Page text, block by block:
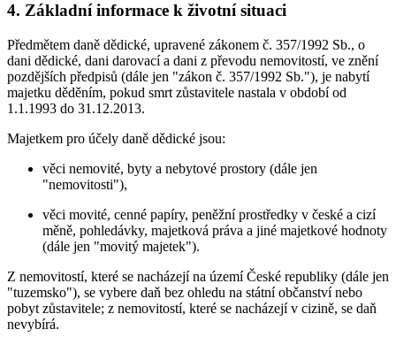
4. Základní informace k životní situaci
Předmětem daně dědické, upravené zákonem č. 357/1992 Sb., o
dani dědické, dani darovací a dani z převodu nemovitostí, ve znění
pozdějších předpisů (dále jen "zákon č. 357/1992 Sb."), je nabytí
majetku děděním, pokud smrt zůstavitele nastala v období od
1.1.1993 do 31.12.2013.
Majetkem pro účely daně dědické jsou:
věci nemovité, byty a nebytové prostory (dále jen
"nemovitosti"),
věci movité, cenné papíry, peněžní prostředky v české a cizí
měně, pohledávky, majetková práva a jiné majetkové hodnoty
(dále jen "movitý majetek").
Z nemovitostí, které se nacházejí na území České republiky (dále jen
"tuzemsko"), se vybere daň bez ohledu na státní občanství nebo
pobyt zůstavitele; z nemovitostí, které se nacházejí v cizině, se daň
nevybírá.